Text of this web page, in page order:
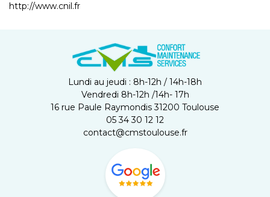
http://www.cnil.fr
Lundi au jeudi : 8h-12h / 14h-18h
Vendredi 8h-12h /14h- 17h
16 rue Paule Raymondis 31200 Toulouse
05 34 30 12 12
contact@cmstoulouse.fr